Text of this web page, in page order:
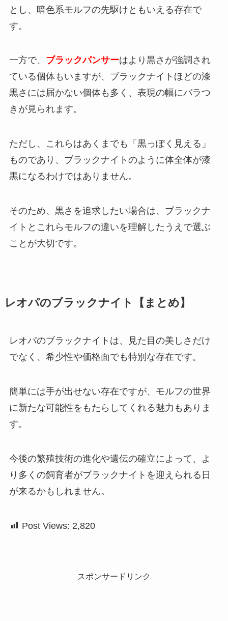
とし、暗色系モルフの先駆けともいえる存在で
す。
一方で、 ブラックパンサーはより黒さが強調され
ている個体もいますが、ブラックナイトほどの漆
黒さには届かない個体も多く、表現の幅にバラつ
きが見られます。
ただし、これらはあくまでも「黒っぽく見える」
ものであり、ブラックナイトのように体全体が漆
黒になるわけではありません。
そのため、黒さを追求したい場合は、ブラックナ
イトとこれらモルフの違いを理解したうえで選ぶ
ことが大切です。
レオパのブラックナイト【まとめ】
レオパのブラックナイトは、見た目の美しさだけ
でなく、希少性や価格面でも特別な存在です。
簡単には手が出せない存在ですが、モルフの世界
に新たな可能性をもたらしてくれる魅力もありま
す。
今後の繁殖技術の進化や遺伝の確立によって、よ
り多くの飼育者がブラックナイトを迎えられる日
が来るかもしれません。
Post Views: 2,820
スポンサードリンク